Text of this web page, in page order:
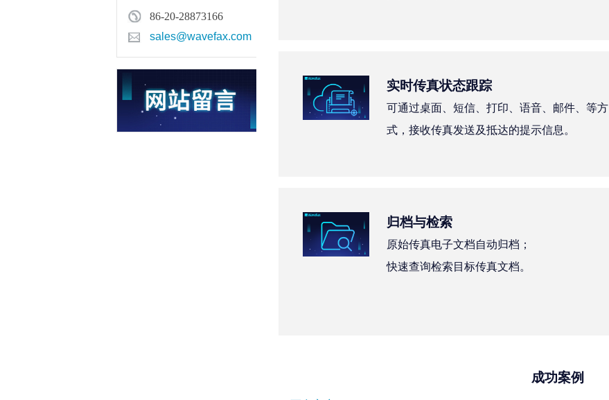
86-20-28873166
sales@wavefax.com
实时传真状态跟踪
可通过桌面、短信、打印、语音、邮件、等方
式，接收传真发送及抵达的提示信息。
归档与检索
原始传真电子文档自动归档；
快速查询检索目标传真文档。
成功案例